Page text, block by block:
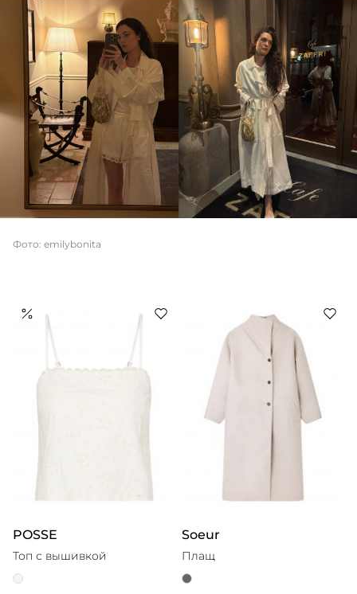
Фото: emilybonita
POSSE
Топ с вышивкой
Soeur
Плащ